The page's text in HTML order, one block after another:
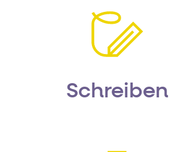
Schreiben